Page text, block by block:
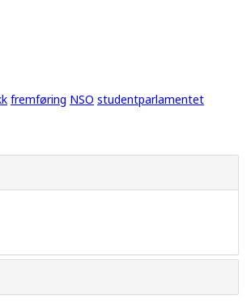
fremføring NSO studentparlamentet